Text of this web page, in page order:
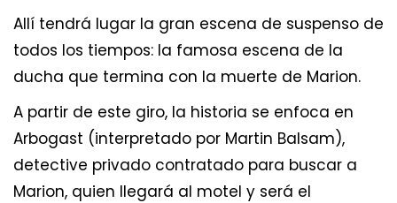
Allí tendrá lugar la gran escena de suspenso de
todos los tiempos: la famosa escena de la
ducha que termina con la muerte de Marion.
A partir de este giro, la historia se enfoca en
Arbogast (interpretado por Martin Balsam),
detective privado contratado para buscar a
Marion, quien llegará al motel y será el